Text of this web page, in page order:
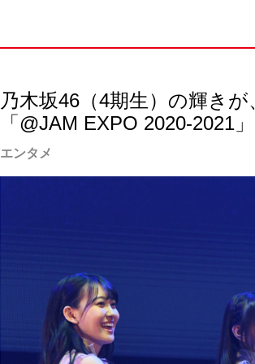
乃木坂46（4期生）の輝き
「@JAM EXPO 2020-2021
エンタメ